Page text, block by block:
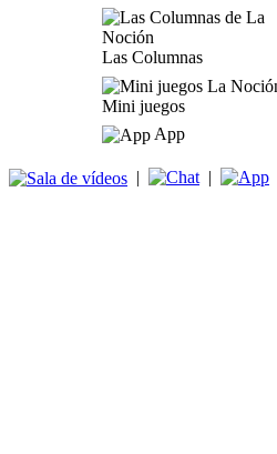
Las Columnas
Mini juegos
App
| |